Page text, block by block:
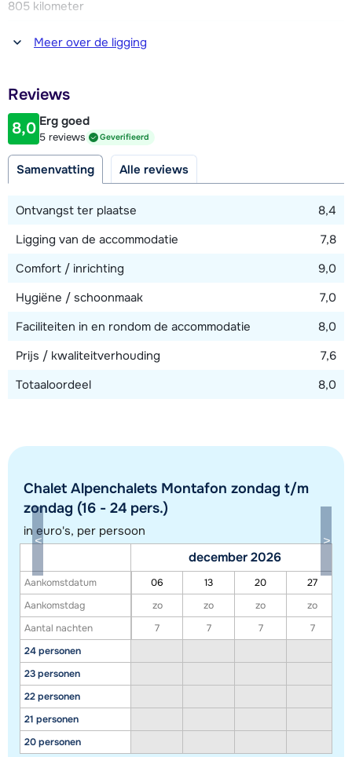
Op de tweede etage zijn ook vier slaapkamers. Twee
sofabed met daarboven een 1-persoons uitklapbed (hiermee
douche en toilet. Twee slaapkamers met ieder een 2-
805 kilometer
Afstand tot winkel(s)
900 meter
600 meter
Afstand tot piste
1300 meter
50 meter
Bekijk kaart
Toon alle accommodaties in dit gebied
Deze kaart geeft een indicatie van de ligging van onze accommodaties. De
exacte locatie kan enigszins afwijken.
Meer over de ligging
Reviews
8,0 Erg goed
5 reviews Geverifieerd
Samenvatting Alle reviews
Ontvangst ter plaatse
8,4
Ligging van de accommodatie
7,8
Comfort / inrichting
9,0
Hygiëne / schoonmaak
7,0
Faciliteiten in en rondom de accommodatie
8,0
Prijs / kwaliteitverhouding
7,6
Totaaloordeel
8,0
Chalet Alpenchalets Montafon zondag t/m
zondag (16 - 24 pers.)
in euro's, per persoon
Aankomstdatum
Aankomstdag
Aantal nachten
24 personen
23 personen
22 personen
21 personen
20 personen
december 2026
06 13 20
27
zo
zo zo
zo
7
7 7 7